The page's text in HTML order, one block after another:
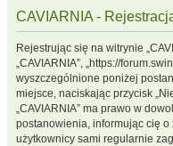
CAVIARNIA -
Rejestrując się na witrynie
„CAVIARNIA”, „https://
wyszczególnione poniżej
miejsce, naciskając przycisk
„CAVIARNIA” ma prawo w
postanowienia, informując cię
użytkownicy sami regularnie